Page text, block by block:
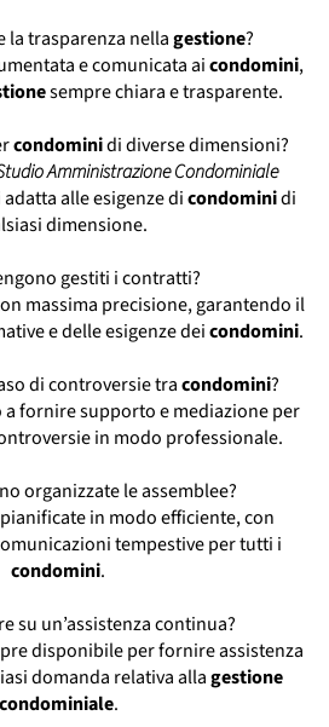
la trasparenza nellagestione?
e comunicata aicondomini,
sempre chiara e trasparente.
condominidi diverse dimensioni?
Amministrazione Condominiale
alle esigenze dicondominidi
dimensione.
gestiti i contratti?
massima precisione, garantendo il
e delle esigenze deicondomini.
di controversie tracondomini?
fornire supporto e mediazione per
in modo professionale.
organizzate le assemblee?
in modo efficiente, con
tempestive per tutti i
condomini.
su un’assistenza continua?
disponibile per fornire assistenza
domanda relativa allagestione
condominiale.